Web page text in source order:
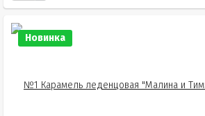
Новинка